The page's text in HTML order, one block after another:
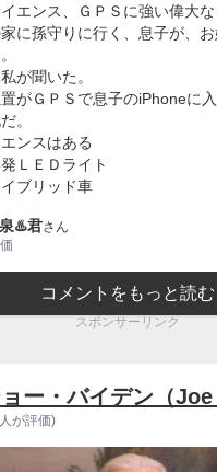
イエンス、ＧＰＳに強い偉大
に孫守りに行く、息子が、
が聞いた。
がＧＰＳで息子のiPhoneに
。
ンスはある
ＬＥＤライト
ブリッド車
♨️君さん
コメントをもっと読む
スポンサーリンク
ー・バイデン（Joe
が評価)